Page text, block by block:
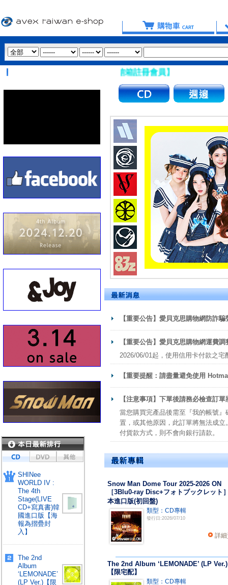
量避免使用 Hotmail、msn 信箱註冊會員】
SHINee
WORLD IV :
The 4th
Stage(LIVE
CD+寫真書)韓
國進口版【海
報為摺疊封
入】
The 2nd
Album
‘LEMONADE’
(LP Ver.)【限
【重要公告】愛貝克思購物網防詐騙
【重要公告】愛貝克思購物網運費調
2026/06/01起，使用信用卡付款之
【重要提醒：請盡量避免使用
【注意事項】下單後請務必檢查訂
當您購買完產品後需至『我的帳號
置，或其他原因，此訂單將無法成
付貨款方式，則不會向銀行請款。
Snow Man Dome Tour 2025-2026 ON
［3Blu0-ray Disc+フォトブックレット
本進口版(初回盤)
類型：CD專輯
發行日:2026/07/10
詳
The 2nd Album ‘LEMONADE’ (LP Ver.)
【限宅配】
類型：CD專輯